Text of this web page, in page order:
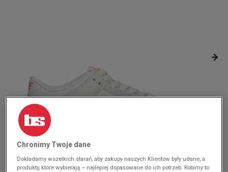
Chronimy Twoje dane
Dokładamy wszelkich starań, aby zakupy naszych Klientów były udane, a
produkty, które wybierają – najlepiej dopasowane do ich potrzeb. Robimy to